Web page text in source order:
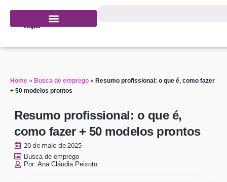
Home » Busca de emprego » Resumo profissional: o que é, como fazer
+ 50 modelos prontos
Resumo profissional: o que é,
como fazer + 50 modelos prontos
20 de maio de 2025
Busca de emprego
Por: Ana Cláudia Peixoto